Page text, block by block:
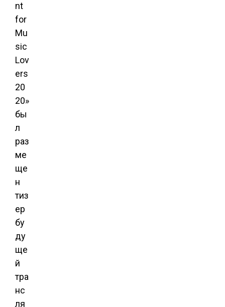
nt
for
Mu
sic
Lov
ers
20
20»
бы
л
раз
ме
ще
н
тиз
ер
бу
ду
ще
й
тра
нс
ля